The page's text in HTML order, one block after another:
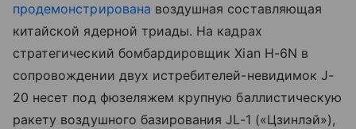
продемонстрирована воздушная составляющая
китайской ядерной триады. На кадрах
стратегический бомбардировщик Xian H-6N в
сопровождении двух истребителей-невидимок J-
20 несет под фюзеляжем крупную баллистическую
ракету воздушного базирования JL-1 («Цзинлэй»),